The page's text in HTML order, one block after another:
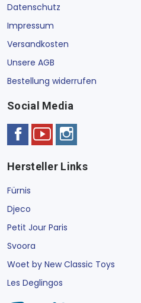
Datenschutz
Impressum
Versandkosten
Unsere AGB
Bestellung widerrufen
Social Media
Hersteller Links
Fürnis
Djeco
Petit Jour Paris
Svoora
Woet by New Classic Toys
Les Deglingos